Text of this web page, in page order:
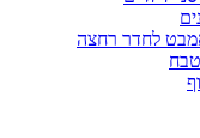
לחדר רחצה